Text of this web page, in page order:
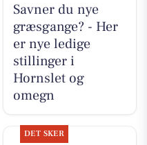
Savner du nye
græsgange? - Her
er nye ledige
stillinger i
Hornslet og
omegn
DET SKER